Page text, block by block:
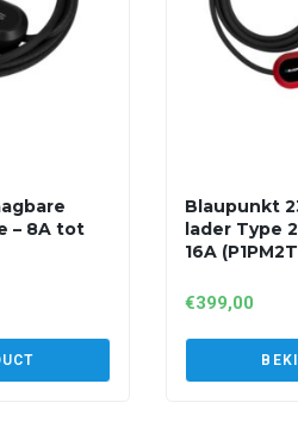
– 8A tot
Blaupunkt
lader Type
16A
€399,00